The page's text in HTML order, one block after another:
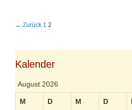
B
r
← Zurück 1 2
Kalender
August 2026
M D M D